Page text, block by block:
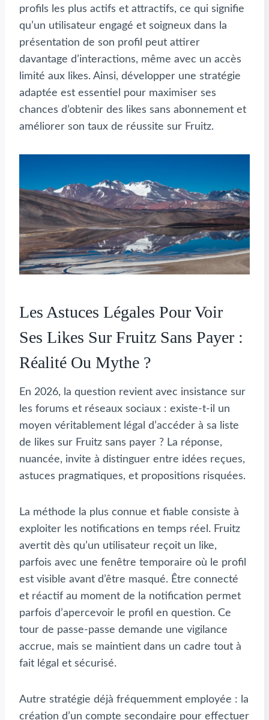
profils les plus actifs et attractifs, ce qui signifie
qu’un utilisateur engagé et soigneux dans la
présentation de son profil peut attirer
davantage d’interactions, même avec un accès
limité aux likes. Ainsi, développer une stratégie
adaptée est essentiel pour maximiser ses
chances d’obtenir des likes sans abonnement et
améliorer son taux de réussite sur Fruitz.
Les Astuces Légales Pour Voir
Ses Likes Sur Fruitz Sans Payer :
Réalité Ou Mythe ?
En 2026, la question revient avec insistance sur
les forums et réseaux sociaux : existe-t-il un
moyen véritablement légal d’accéder à sa liste
de likes sur Fruitz sans payer ? La réponse,
nuancée, invite à distinguer entre idées reçues,
astuces pragmatiques, et propositions risquées.
La méthode la plus connue et fiable consiste à
exploiter les notifications en temps réel. Fruitz
avertit dès qu’un utilisateur reçoit un like,
parfois avec une fenêtre temporaire où le profil
est visible avant d’être masqué. Être connecté
et réactif au moment de la notification permet
parfois d’apercevoir le profil en question. Ce
tour de passe-passe demande une vigilance
accrue, mais se maintient dans un cadre tout à
fait légal et sécurisé.
Autre stratégie déjà fréquemment employée : la
création d’un compte secondaire pour effectuer